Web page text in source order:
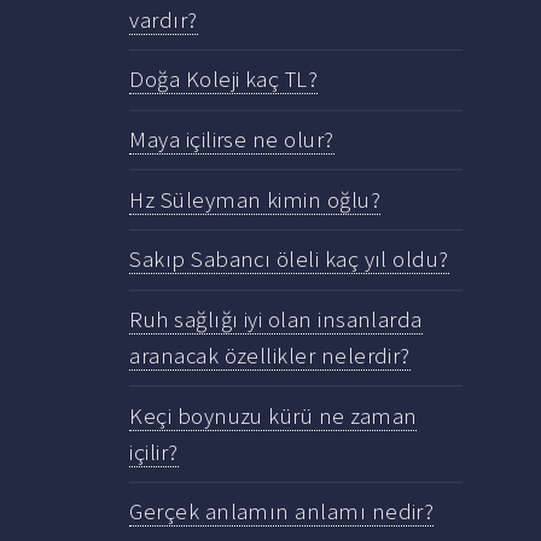
vardır?
Doğa Koleji kaç TL?
Maya içilirse ne olur?
Hz Süleyman kimin oğlu?
Sakıp Sabancı öleli kaç yıl oldu?
Ruh sağlığı iyi olan insanlarda
aranacak özellikler nelerdir?
Keçi boynuzu kürü ne zaman
içilir?
Gerçek anlamın anlamı nedir?